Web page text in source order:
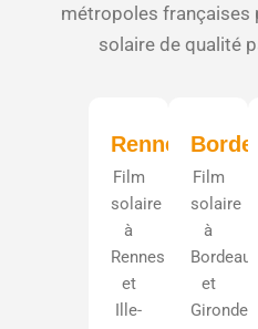
métropoles françaises
solaire de qualité
Rennes
Film
solaire
à
Rennes
et
Ille-
Film
solaire
à
Bordeaux
et
Gironde